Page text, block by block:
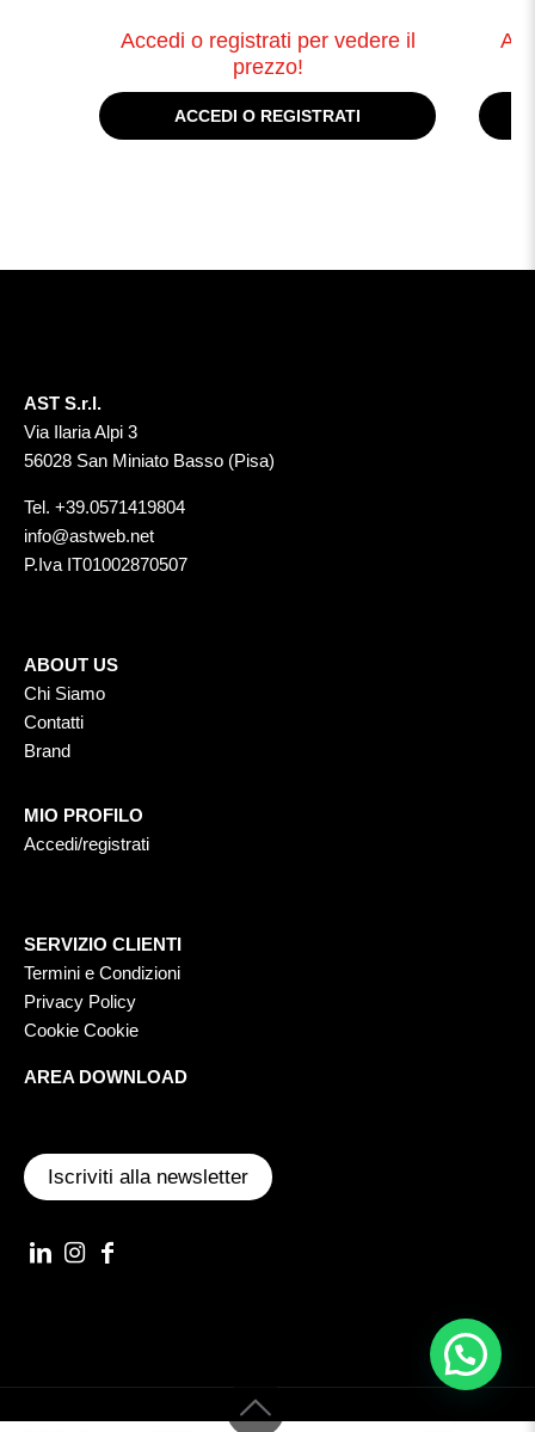
Accedi o registrati per vedere il
prezzo!
ACCEDI O REGISTRATI
AST S.r.l.
Via Ilaria Alpi 3
56028 San Miniato Basso (Pisa)
Tel. +39.0571419804
info@astweb.net
P.Iva IT01002870507
ABOUT US
Chi Siamo
Contatti
Brand
MIO PROFILO
Accedi/registrati
SERVIZIO CLIENTI
Termini e Condizioni
Privacy Policy
Cookie Cookie
AREA DOWNLOAD
Iscriviti alla newsletter